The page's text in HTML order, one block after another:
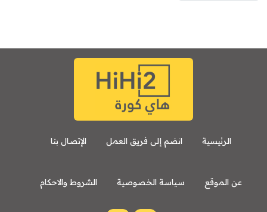
الرئيسية انضم إلى فريق العمل الإتصال بنا
عن الموقع سياسة الخصوصية الشروط والاحكام